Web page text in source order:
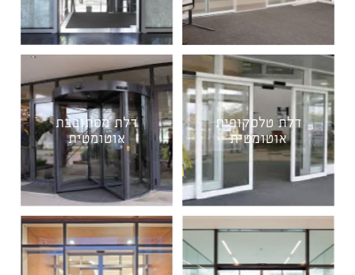
דלת טלסקופית
אוטומטית
דלת מסתובבת
אוטומטית